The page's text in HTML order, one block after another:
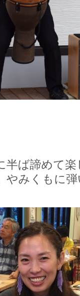
半ば諦めて
やみくもに